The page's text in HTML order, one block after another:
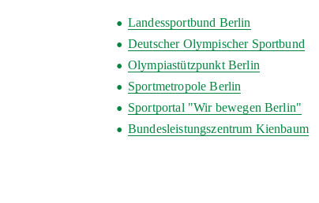
Landessportbund Berlin
Deutscher Olympischer Sportbund
Olympiastützpunkt Berlin
Sportmetropole Berlin
Sportportal "Wir bewegen Berlin"
Bundesleistungszentrum Kienbaum